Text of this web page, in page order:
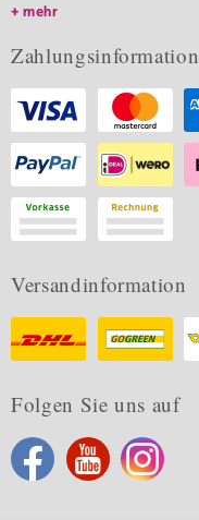
mehr
Zahlungsinformation
Versandinformation
Folgen Sie uns auf